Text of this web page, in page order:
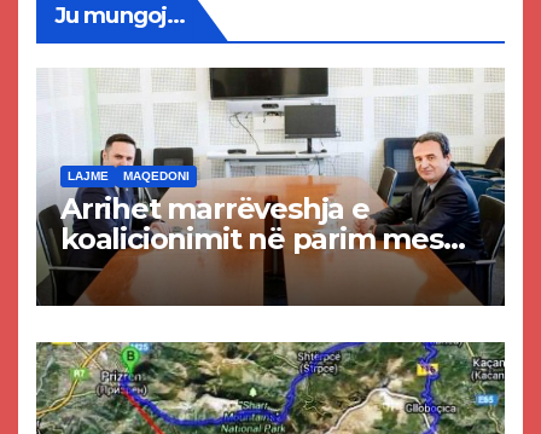
Ju mungoj...
LAJME MAQEDONI
Arrihet marrëveshja e
koalicionimit në parim mes
Kurtit dhe Abdixhikut